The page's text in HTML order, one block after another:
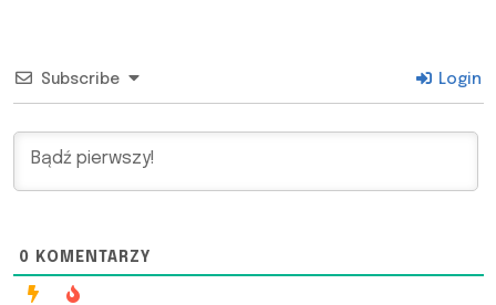
Subscribe Login
0 KOMENTARZY